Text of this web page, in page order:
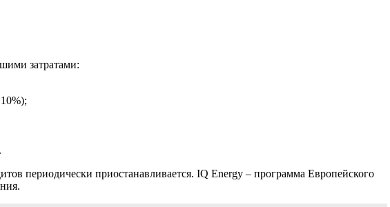
затратами:
периодически приостанавливается. IQ Еnergy – программа Европейского